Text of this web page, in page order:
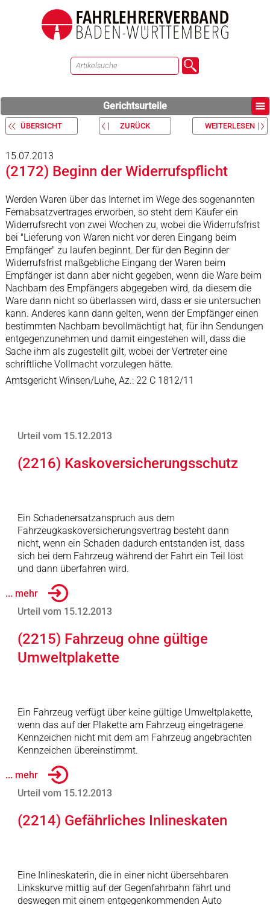
Gerichtsurteile
ÜBERSICHT ZURÜCK WEITERLESEN
15.07.2013
(2172) Beginn der Widerrufspflicht
Werden Waren über das Internet im Wege des sogenannten
Fernabsatzvertrages erworben, so steht dem Käufer ein
Widerrufsrecht von zwei Wochen zu, wobei die Widerrufsfrist
bei "Lieferung von Waren nicht vor deren Eingang beim
Empfänger" zu laufen beginnt. Der für den Beginn der
Widerrufsfrist maßgebliche Eingang der Waren beim
Empfänger ist dann aber nicht gegeben, wenn die Ware beim
Nachbarn des Empfängers abgegeben wird, da diesem die
Ware dann nicht so überlassen wird, dass er sie untersuchen
kann. Anderes kann dann gelten, wenn der Empfänger einen
bestimmten Nachbarn bevollmächtigt hat, für ihn Sendungen
entgegenzunehmen und damit eingestehen will, dass die
Sache ihm als zugestellt gilt, wobei der Vertreter eine
schriftliche Vollmacht vorzulegen hätte.
Amtsgericht Winsen/Luhe, Az.: 22 C 1812/11
Urteil vom 15.12.2013
(2216) Kaskoversicherungsschutz
Ein Schadenersatzanspruch aus dem
Fahrzeugkaskoversicherungsvertrag besteht dann
nicht, wenn ein Schaden dadurch entstanden ist, dass
sich bei dem Fahrzeug während der Fahrt ein Teil löst
und dann überfahren wird.
... mehr
Urteil vom 15.12.2013
(2215) Fahrzeug ohne gültige
Umweltplakette
Ein Fahrzeug verfügt über keine gültige Umweltplakette,
wenn das auf der Plakette am Fahrzeug eingetragene
Kennzeichen nicht mit dem am Fahrzeug angebrachten
Kennzeichen übereinstimmt.
... mehr
Urteil vom 15.12.2013
(2214) Gefährliches Inlineskaten
Eine Inlineskaterin, die in einer nicht übersehbaren
Linkskurve mittig auf der Gegenfahrbahn fährt und
deswegen mit einem entgegenkommenden Auto